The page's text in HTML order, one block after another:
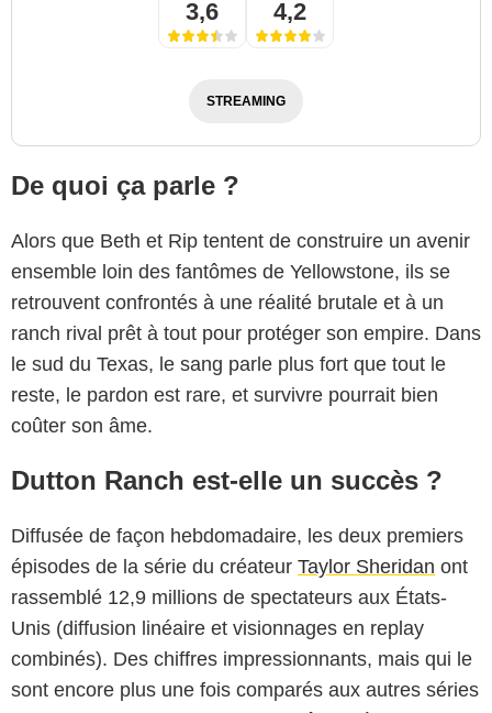
3,6 4,2
STREAMING
De quoi ça parle ?
Alors que Beth et Rip tentent de construire un avenir
ensemble loin des fantômes de Yellowstone, ils se
retrouvent confrontés à une réalité brutale et à un
ranch rival prêt à tout pour protéger son empire. Dans
le sud du Texas, le sang parle plus fort que tout le
reste, le pardon est rare, et survivre pourrait bien
coûter son âme.
Dutton Ranch est-elle un succès ?
Diffusée de façon hebdomadaire, les deux premiers
épisodes de la série du créateur Taylor Sheridan ont
rassemblé 12,9 millions de spectateurs aux États-
Unis (diffusion linéaire et visionnages en replay
combinés). Des chiffres impressionnants, mais qui le
sont encore plus une fois comparés aux autres séries
Paramount